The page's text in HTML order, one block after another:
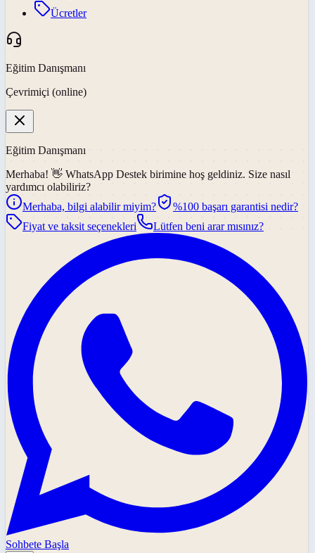
Ücretler
Eğitim Danışmanı
Çevrimiçi (online)
Eğitim Danışmanı
Merhaba! 👋 WhatsApp Destek birimine hoş geldiniz. Size nasıl
yardımcı olabiliriz?
Merhaba, bilgi alabilir miyim?
%100 başarı garantisi nedir?
Fiyat ve taksit seçenekleri
Lütfen beni arar mısınız?
Sohbete Başla